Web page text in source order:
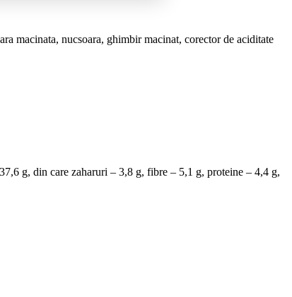
macinata, nucsoara, ghimbir macinat, corector de aciditate
g, din care zaharuri – 3,8 g, fibre – 5,1 g, proteine – 4,4 g,